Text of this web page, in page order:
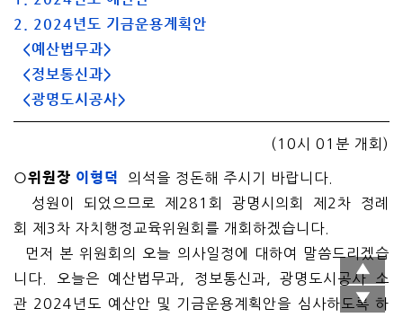
2. 2024년도 기금운용계획안
<예산법무과>
<정보통신과>
<광명도시공사>
(10시 01분 개회)
○위원장 이형덕
의석을 정돈해 주시기 바랍니다.
성원이 되었으므로 제281회 광명시의회 제2차 정례
회 제3차 자치행정교육위원회를 개회하겠습니다.
먼저 본 위원회의 오늘 의사일정에 대하여 말씀드리겠습
니다. 오늘은 예산법무과, 정보통신과, 광명도시공사 소
관 2024년도 예산안 및 기금운용계획안을 심사하도록 하